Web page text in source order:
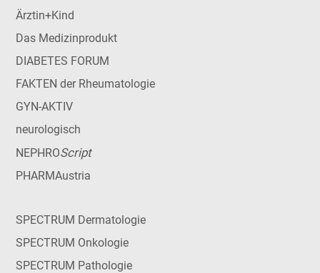
Ärztin+Kind
Das Medizinprodukt
DIABETES FORUM
FAKTEN der Rheumatologie
GYN-AKTIV
neurologisch
NEPHROScript
PHARMAustria
SPECTRUM Dermatologie
SPECTRUM Onkologie
SPECTRUM Pathologie